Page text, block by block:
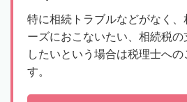
特に相続トラブルなどがなく、
ーズにおこないたい、相続税
したいという場合は税理士へ
す。